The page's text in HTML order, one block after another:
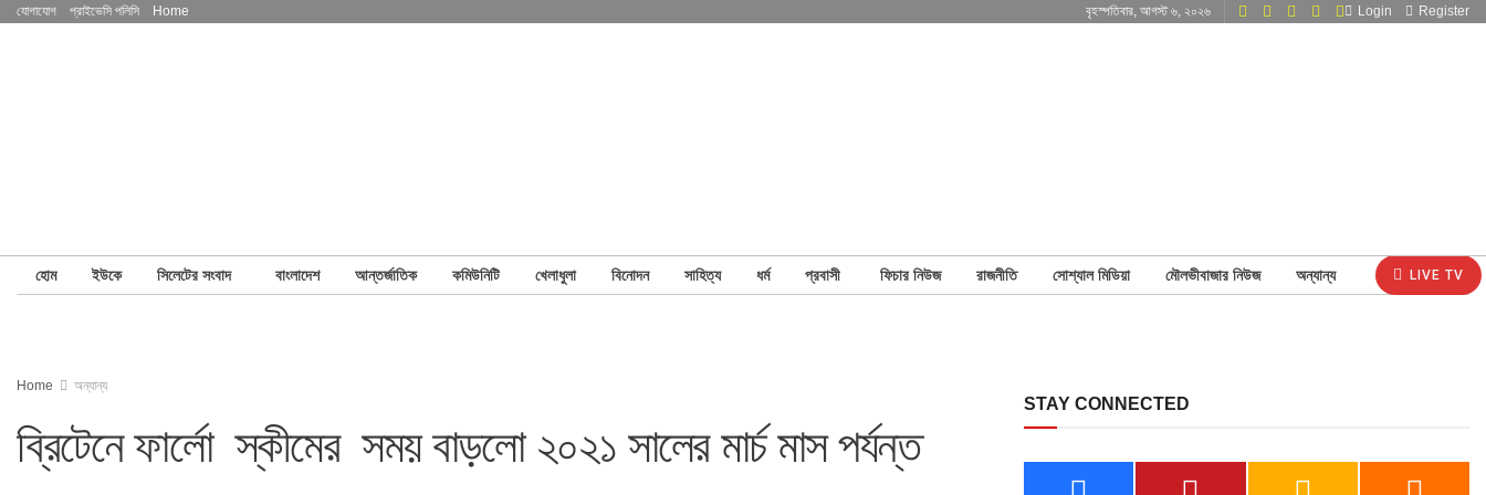
যোগাযোগ প্রাইভেসি পলিসি Home বৃহস্পতিবার, আগস্ট ৬, ২০২৬ Login Register
হোম ইউকে সিলেটের সংবাদ বাংলাদেশ আন্তর্জাতিক কমিউনিটি খেলাধুলা বিনোদন সাহিত্য ধর্ম প্রবাসী ফিচার নিউজ রাজনীতি সোশ্যাল মিডিয়া মৌলভীবাজার নিউজ অন্যান্য LIVE TV
Home অন্যান্য
ব্রিটেনে ফার্লো স্কীমের সময় বাড়লো ২০২১ সালের মার্চ মাস পর্যন্ত
STAY CONNECTED